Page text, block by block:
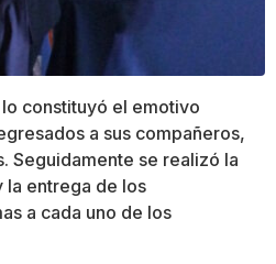
constituyó el emotivo
a sus compañeros,
Seguidamente se realizó la
la entrega de los
a cada uno de los